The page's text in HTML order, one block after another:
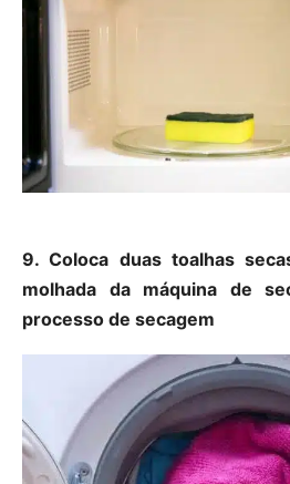
9. Coloca duas toalhas
molhada da máquina de
processo de secagem